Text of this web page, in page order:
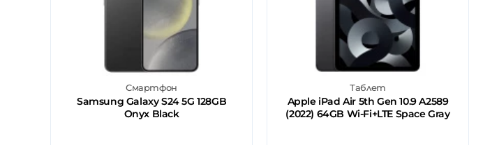
Смартфон
Samsung Galaxy S24 5G 128GB
Onyx Black
Таблет
Apple iPad Air 5th Gen 10.9 A2589
(2022) 64GB Wi-Fi+LTE Space Gray